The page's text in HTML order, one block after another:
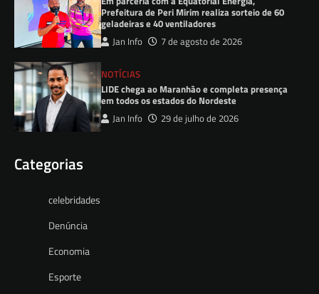
Prefeitura de Peri Mirim realiza sorteio de 60
geladeiras e 40 ventiladores
Jan Info 7 de agosto de 2026
NOTÍCIAS
LIDE chega ao Maranhão e completa presença
em todos os estados do Nordeste
Jan Info 29 de julho de 2026
Categorias
celebridades
Denúncia
Economia
Esporte